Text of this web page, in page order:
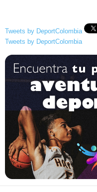
Tweets by DeportColombia
Tweets by DeportColombia